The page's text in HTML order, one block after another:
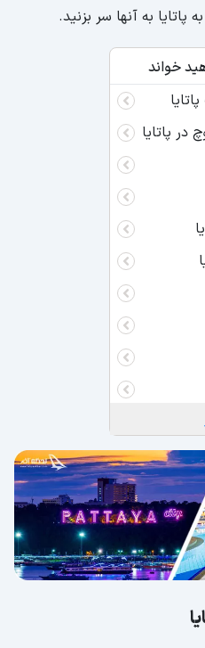
به آنها سر بزنید.
خواند
در پاتایا